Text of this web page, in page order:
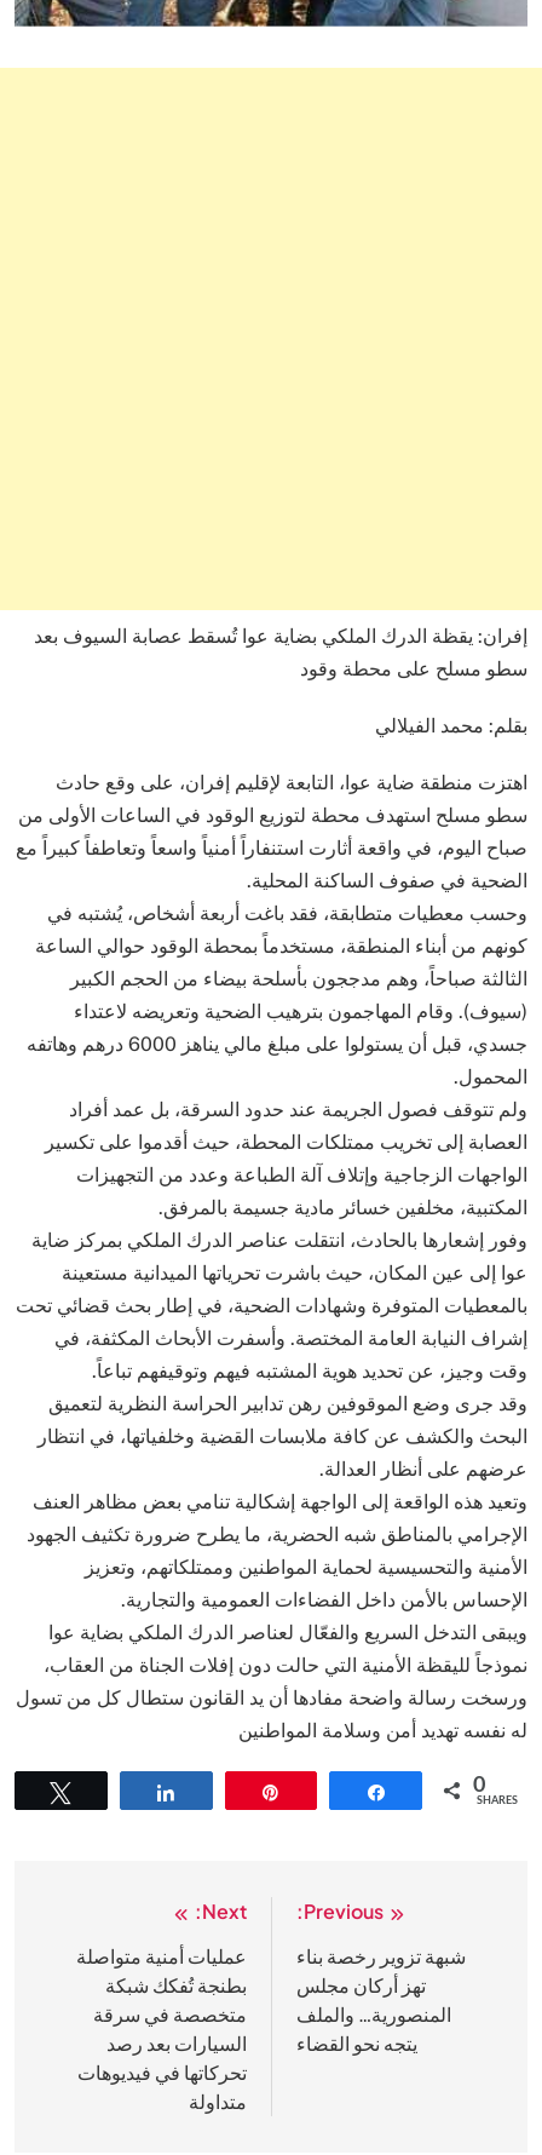
إفران: يقظة الدرك الملكي بضاية عوا تُسقط عصابة السيوف بعد
سطو مسلح على محطة وقود
بقلم: محمد الفيلالي
اهتزت منطقة ضاية عوا، التابعة لإقليم إفران، على وقع حادث
سطو مسلح استهدف محطة لتوزيع الوقود في الساعات الأولى من
صباح اليوم، في واقعة أثارت استنفاراً أمنياً واسعاً وتعاطفاً كبيراً مع
الضحية في صفوف الساكنة المحلية.
وحسب معطيات متطابقة، فقد باغت أربعة أشخاص، يُشتبه في
كونهم من أبناء المنطقة، مستخدماً بمحطة الوقود حوالي الساعة
الثالثة صباحاً، وهم مدججون بأسلحة بيضاء من الحجم الكبير
(سيوف). وقام المهاجمون بترهيب الضحية وتعريضه لاعتداء
جسدي، قبل أن يستولوا على مبلغ مالي يناهز 6000 درهم وهاتفه
المحمول.
ولم تتوقف فصول الجريمة عند حدود السرقة، بل عمد أفراد
العصابة إلى تخريب ممتلكات المحطة، حيث أقدموا على تكسير
الواجهات الزجاجية وإتلاف آلة الطباعة وعدد من التجهيزات
المكتبية، مخلفين خسائر مادية جسيمة بالمرفق.
وفور إشعارها بالحادث، انتقلت عناصر الدرك الملكي بمركز ضاية
عوا إلى عين المكان، حيث باشرت تحرياتها الميدانية مستعينة
بالمعطيات المتوفرة وشهادات الضحية، في إطار بحث قضائي تحت
إشراف النيابة العامة المختصة. وأسفرت الأبحاث المكثفة، في
وقت وجيز، عن تحديد هوية المشتبه فيهم وتوقيفهم تباعاً.
وقد جرى وضع الموقوفين رهن تدابير الحراسة النظرية لتعميق
البحث والكشف عن كافة ملابسات القضية وخلفياتها، في انتظار
عرضهم على أنظار العدالة.
وتعيد هذه الواقعة إلى الواجهة إشكالية تنامي بعض مظاهر العنف
الإجرامي بالمناطق شبه الحضرية، ما يطرح ضرورة تكثيف الجهود
الأمنية والتحسيسية لحماية المواطنين وممتلكاتهم، وتعزيز
الإحساس بالأمن داخل الفضاءات العمومية والتجارية.
ويبقى التدخل السريع والفعّال لعناصر الدرك الملكي بضاية عوا
نموذجاً لليقظة الأمنية التي حالت دون إفلات الجناة من العقاب،
ورسخت رسالة واضحة مفادها أن يد القانون ستطال كل من تسول
له نفسه تهديد أمن وسلامة المواطنين
0
SHARES
المقالات
Previous:
شبهة تزوير رخصة بناء
تهز أركان مجلس
المنصورية… والملف
يتجه نحو القضاء
Next:
عمليات أمنية متواصلة
بطنجة تُفكك شبكة
متخصصة في سرقة
السيارات بعد رصد
تحركاتها في فيديوهات
متداولة